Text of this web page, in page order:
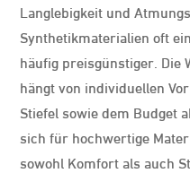
Langlebigkeit und
Synthetikmaterialien oft
häufig preisgünstiger. Die
hängt von individuellen
Stiefel sowie dem Budget
sich für hochwertige
sowohl Komfort als auch